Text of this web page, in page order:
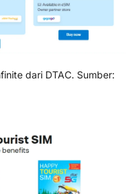
dari DTAC. Sumber: